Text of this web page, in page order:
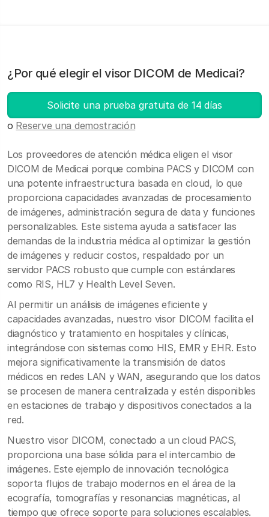
¿Por qué elegir el visor DICOM de Medicai?
Solicite una prueba gratuita de 14 días
o Reserve una demostración
Los proveedores de atención médica eligen el visor
DICOM de Medicai porque combina PACS y DICOM con
una potente infraestructura basada en cloud, lo que
proporciona capacidades avanzadas de procesamiento
de imágenes, administración segura de data y funciones
personalizables. Este sistema ayuda a satisfacer las
demandas de la industria médica al optimizar la gestión
de imágenes y reducir costos, respaldado por un
servidor PACS robusto que cumple con estándares
como RIS, HL7 y Health Level Seven.
Al permitir un análisis de imágenes eficiente y
capacidades avanzadas, nuestro visor DICOM facilita el
diagnóstico y tratamiento en hospitales y clínicas,
integrándose con sistemas como HIS, EMR y EHR. Esto
mejora significativamente la transmisión de datos
médicos en redes LAN y WAN, asegurando que los datos
se procesen de manera centralizada y estén disponibles
en estaciones de trabajo y dispositivos conectados a la
red.
Nuestro visor DICOM, conectado a un cloud PACS,
proporciona una base sólida para el intercambio de
imágenes. Este ejemplo de innovación tecnológica
soporta flujos de trabajo modernos en el área de la
ecografía, tomografías y resonancias magnéticas, al
tiempo que ofrece soporte para soluciones escalables.